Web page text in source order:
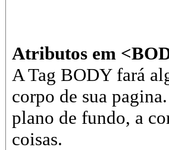
Atributos em
A Tag BODY fará
corpo de sua
plano de fundo, a
coisas.